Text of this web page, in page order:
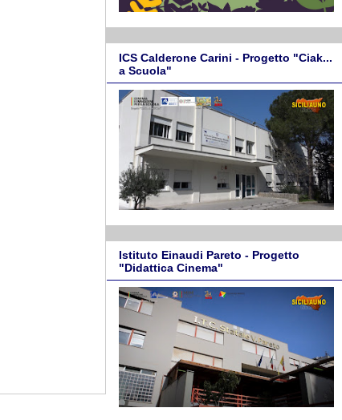
ICS Calderone Carini - Progetto "Ciak...
a Scuola"
Istituto Einaudi Pareto - Progetto
"Didattica Cinema"